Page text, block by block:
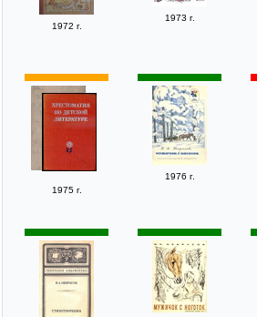
1972 г.
1973 г.
1975 г.
1976 г.